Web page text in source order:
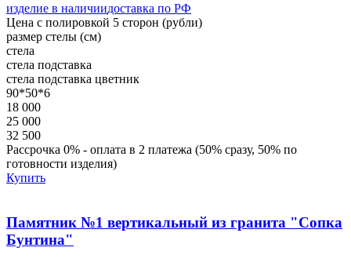
изделие в наличиидоставка по РФ
Цена с полировкой 5 сторон (рубли)
размер стелы (см)
стела
стела подставка
стела подставка цветник
90*50*6
18 000
25 000
32 500
Рассрочка 0% - оплата в 2 платежа (50% сразу, 50% по
готовности изделия)
Купить
Памятник №1 вертикальный из гранита "Сопка
Бунтина"